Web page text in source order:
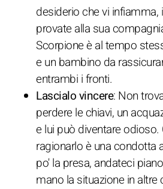
desiderio che vi infiamma,
provate alla sua
Scorpione è al tempo
e un bambino da
entrambi i fronti.
Lascialo vincere: Non
perdere le chiavi, un
e lui può diventare odioso.
ragionarlo è una condotta
po' la presa, andateci
mano la situazione in altre